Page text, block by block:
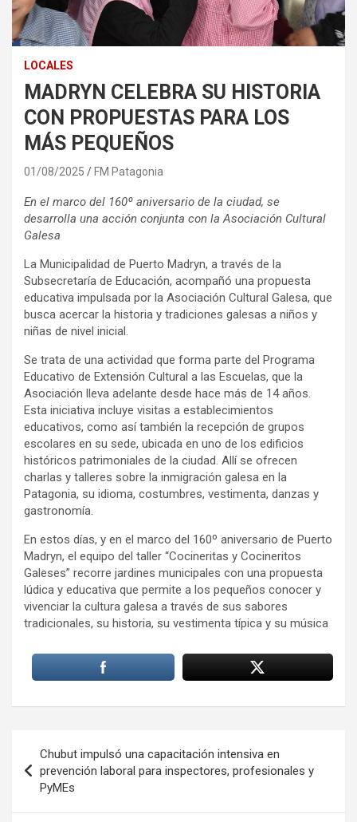
LOCALES
MADRYN CELEBRA SU HISTORIA
CON PROPUESTAS PARA LOS
MÁS PEQUEÑOS
01/08/2025 FM Patagonia
En el marco del 160º aniversario de la ciudad, se
desarrolla una acción conjunta con la Asociación Cultural
Galesa
La Municipalidad de Puerto Madryn, a través de la
Subsecretaría de Educación, acompañó una propuesta
educativa impulsada por la Asociación Cultural Galesa, que
busca acercar la historia y tradiciones galesas a niños y
niñas de nivel inicial.
Se trata de una actividad que forma parte del Programa
Educativo de Extensión Cultural a las Escuelas, que la
Asociación lleva adelante desde hace más de 14 años.
Esta iniciativa incluye visitas a establecimientos
educativos, como así también la recepción de grupos
escolares en su sede, ubicada en uno de los edificios
históricos patrimoniales de la ciudad. Allí se ofrecen
charlas y talleres sobre la inmigración galesa en la
Patagonia, su idioma, costumbres, vestimenta, danzas y
gastronomía.
En estos días, y en el marco del 160º aniversario de Puerto
Madryn, el equipo del taller “Cocineritas y Cocineritos
Galeses” recorre jardines municipales con una propuesta
lúdica y educativa que permite a los pequeños conocer y
vivenciar la cultura galesa a través de sus sabores
tradicionales, su historia, su vestimenta típica y su música
de
entradas
Chubut impulsó una capacitación intensiva en
prevención laboral para inspectores, profesionales y
PyMEs